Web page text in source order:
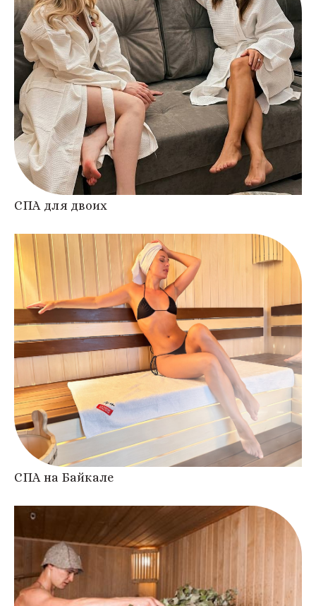
СПА для двоих
СПА на Байкале